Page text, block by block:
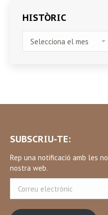
HISTÒRIC
SUBSCRIU-TE:
Rep una notificació amb les
nostra web.
electrònic